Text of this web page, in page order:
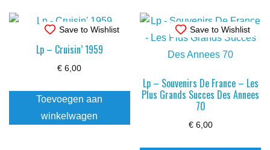
Save to Wishlist
Lp – Cruisin’ 1959
€ 6,00
Toevoegen aan
winkelwagen
Save to Wishlist
Lp – Souvenirs De France – Les
Plus Grands Succes Des Annees
70
€6,00